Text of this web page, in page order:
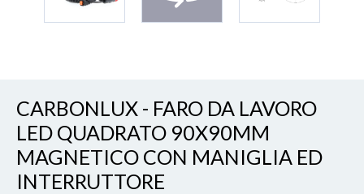
CARBONLUX - FARO DA LAVORO
LED QUADRATO 90X90MM
MAGNETICO CON MANIGLIA ED
INTERRUTTORE